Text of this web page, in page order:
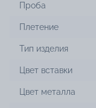
Проба
Плетение
Тип изделия
Цвет вставки
Цвет металла